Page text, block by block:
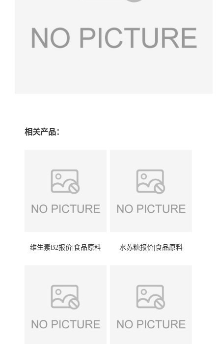
相关产品：
维生素B2报价|食品原料 水苏糖报价|食品原料